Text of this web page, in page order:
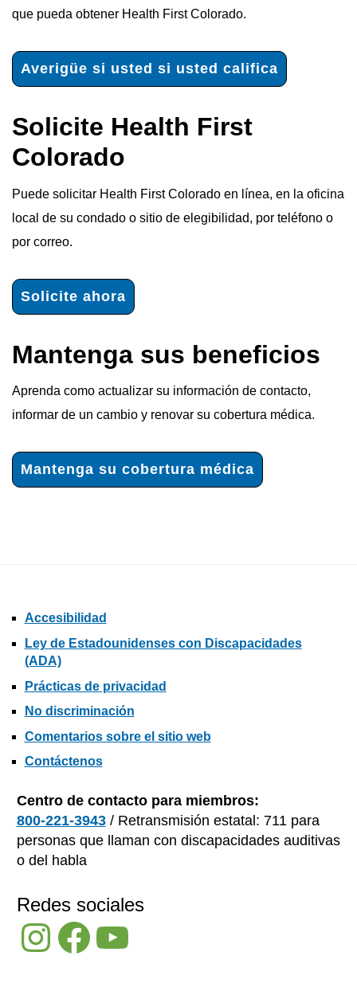
que pueda obtener Health First Colorado.
Averigüe si usted si usted califica
Solicite Health First
Colorado
Puede solicitar Health First Colorado en línea, en la oficina
local de su condado o sitio de elegibilidad, por teléfono o
por correo.
Solicite ahora
Mantenga sus beneficios
Aprenda como actualizar su información de contacto,
informar de un cambio y renovar su cobertura médica.
Mantenga su cobertura médica
Accesibilidad
Ley de Estadounidenses con Discapacidades
(ADA)
Prácticas de privacidad
No discriminación
Comentarios sobre el sitio web
Contáctenos
Centro de contacto para miembros:
800-221-3943/ Retransmisión estatal: 711 para
personas que llaman con discapacidades auditivas
o del habla
Redes sociales
InstagramFacebookYouTube